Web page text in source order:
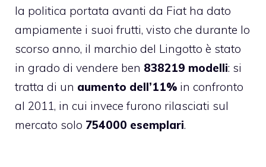
la politica portata avanti da Fiat ha dato
ampiamente i suoi frutti, visto che durante lo
scorso anno, il marchio del Lingotto è stato
in grado di vendere ben 838219 modelli: si
tratta di un aumento dell’11% in confronto
al 2011, in cui invece furono rilasciati sul
mercato solo 754000 esemplari.